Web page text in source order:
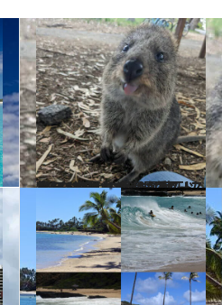
2023.11.18
人口166人の島に1万匹以上!? “世界一幸せな動物”クオッカの楽園 オーストラリア【ロットネスト島】
旅＆お出かけ